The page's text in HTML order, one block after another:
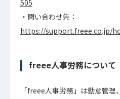
505
・問い合わせ先：
https://support.freee.co.jp/
freee人事労務について
「freee人事労務」は勤怠管理